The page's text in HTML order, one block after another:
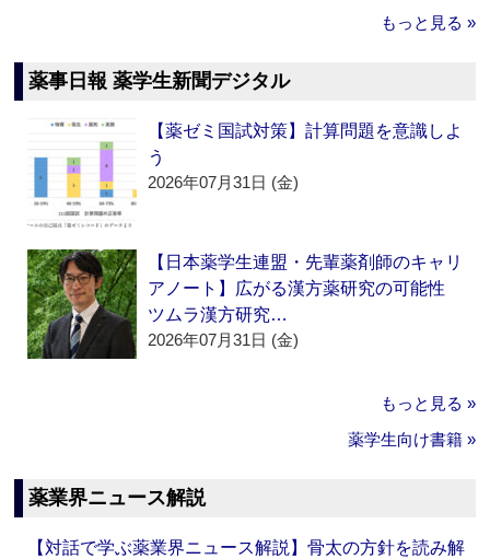
もっと見る »
薬事日報 薬学生新聞デジタル
【薬ゼミ国試対策】計算問題を意識しよ
う
2026年07月31日 (金)
【日本薬学生連盟・先輩薬剤師のキャリ
アノート】広がる漢方薬研究の可能性
ツムラ漢方研究…
2026年07月31日 (金)
もっと見る »
薬学生向け書籍 »
薬業界ニュース解説
【対話で学ぶ薬業界ニュース解説】骨太の方針を読み解